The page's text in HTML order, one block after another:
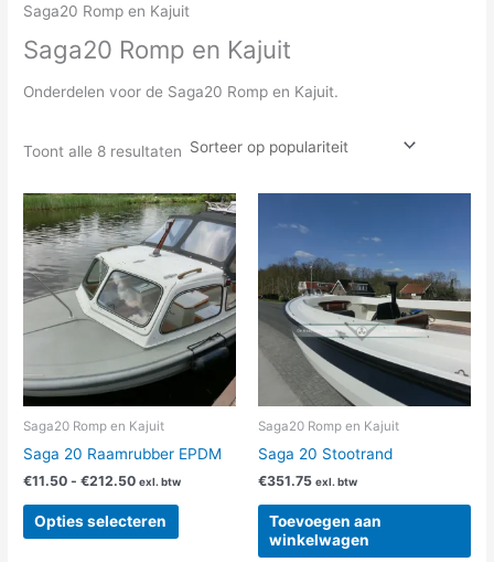
Saga20 Romp en Kajuit
Saga20 Romp en Kajuit
Onderdelen voor de Saga20 Romp en Kajuit.
Toont alle 8 resultaten
Saga20 Romp en Kajuit
Saga 20 Raamrubber EPDM
€11.50 - €212.50
Prijsklasse:
€11.50
tot
€212.50
exl. btw
Opties selecteren
Dit
product
heeft
meerdere
variaties.
Deze
optie
kan
gekozen
op
Saga20 Romp en Kajuit
Saga 20 Stootrand
€351.75 exl. btw
Toevoegen aan
winkelwagen